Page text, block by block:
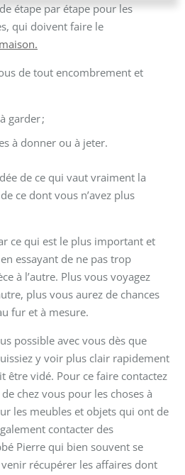
étape par étape pour les
qui doivent faire le
de tout encombrement et
garder ;
à donner ou à jeter.
de ce qui vaut vraiment la
ce dont vous n’avez plus
ce qui est le plus important et
essayant de ne pas trop
à l’autre. Plus vous voyagez
plus vous aurez de chances
fur et à mesure.
possible avec vous dès que
y voir plus clair rapidement
être vidé. Pour ce faire contactez
chez vous pour les choses à
les meubles et objets qui ont de
contacter des
Pierre qui bien souvent se
récupérer les affaires dont